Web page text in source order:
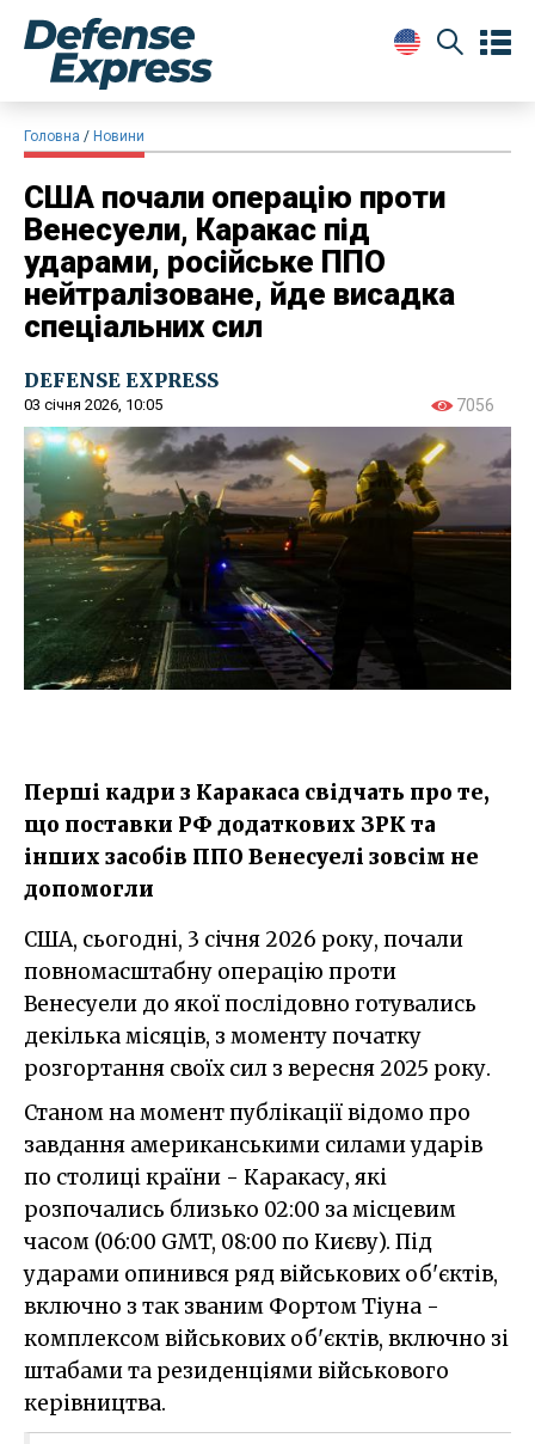
Головна Новини
США почали операцію проти
Венесуели, Каракас під
ударами, російське ППО
нейтралізоване, йде висадка
спеціальних сил
DEFENSE EXPRESS
03 січня 2026, 10:05 7056
Перші кадри з Каракаса свідчать про те,
що поставки РФ додаткових ЗРК та
інших засобів ППО Венесуелі зовсім не
допомогли
США, сьогодні, 3 січня 2026 року, почали
повномасштабну операцію проти
Венесуели до якої послідовно готувались
декілька місяців, з моменту початку
розгортання своїх сил з вересня 2025 року.
Станом на момент публікації відомо про
завдання американськими силами ударів
по столиці країни - Каракасу, які
розпочались близько 02:00 за місцевим
часом (06:00 GMT, 08:00 по Києву). Під
ударами опинився ряд військових об'єктів,
включно з так званим Фортом Тіуна -
комплексом військових об'єктів, включно зі
штабами та резиденціями військового
керівництва.